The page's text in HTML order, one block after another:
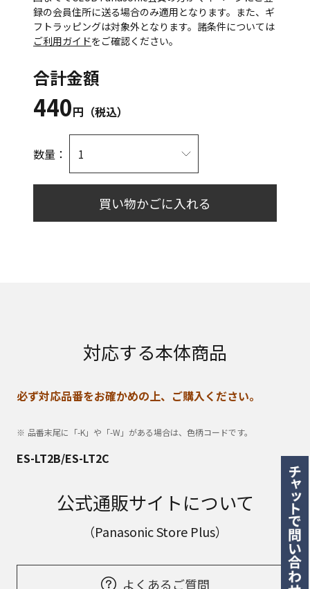
録の会員住所に送る場合のみ適用となります。また、ギ
フトラッピングは対象外となります。諸条件については
ご利用ガイドをご確認ください。
合計金額
440円（税込）
数量：
買い物かごに入れる
対応する本体商品
必ず対応品番をお確かめの上、ご購入ください。
品番末尾に「-K」や「-W」がある場合は、色柄コードです。
ES-LT2B/ES-LT2C
公式通販サイトについて
（Panasonic Store Plus）
よくあるご質問